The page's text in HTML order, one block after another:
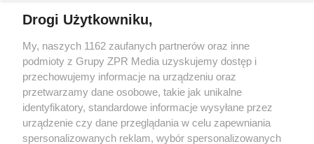
Żaden utwór zamieszczony w serwisie nie może być powielany i
rozpowszechniany lub dalej rozpowszechniany w jakikolwiek sposób (w
tym także elektroniczny lub mechaniczny) na jakimkolwiek polu
eksploatacji w jakiejkolwiek formie, włącznie z umieszczaniem w
Internecie bez pisemnej zgody właściciela praw. Jakiekolwiek użycie lub
wykorzystanie utworów w całości lub w części z naruszeniem prawa,
tzn. bez właściwej zgody, jest zabronione pod groźbą kary i może być
ścigane prawnie.
Drogi Użytkowniku,
My, naszych 1162 zaufanych partnerów oraz inne
podmioty z Grupy ZPR Media uzyskujemy dostęp i
przechowujemy informacje na urządzeniu oraz
przetwarzamy dane osobowe, takie jak unikalne
identyfikatory, standardowe informacje wysyłane przez
urządzenie czy dane przeglądania w celu zapewniania
spersonalizowanych reklam, wybór spersonalizowanych